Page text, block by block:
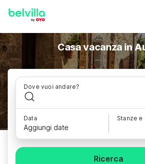
Casa vacanza in
Dove vuoi andare?
Data
Aggiungi date
Stanze e
Ricerca